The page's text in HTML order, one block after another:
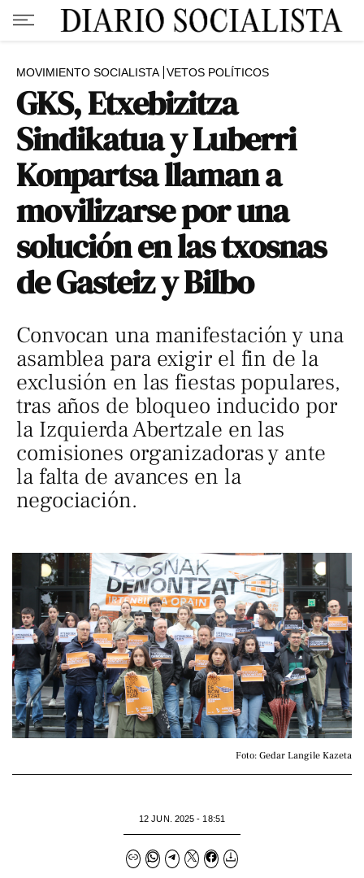
MOVIMIENTO SOCIALISTA VETOS POLÍTICOS
GKS, Etxebizitza
Sindikatua y Luberri
Konpartsa llaman a
movilizarse por una
solución en las txosnas
de Gasteiz y Bilbo
Convocan una manifestación y una
asamblea para exigir el fin de la
exclusión en las fiestas populares,
tras años de bloqueo inducido por
la Izquierda Abertzale en las
comisiones organizadoras y ante
la falta de avances en la
negociación.
Foto: Gedar Langile Kazeta
12 JUN. 2025 - 18:51